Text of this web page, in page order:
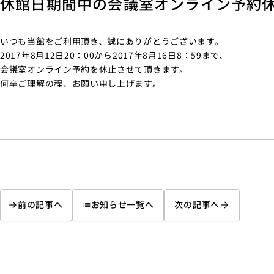
いつも当館をご利用頂き、誠にありがとうございます。
2017年8月12日20：00から2017年8月16日8：59まで、
会議室オンライン予約を休止させて頂きます。
何卒ご理解の程、お願い申し上げます。
前の記事へ listお知らせ一覧へ 次の記事へ